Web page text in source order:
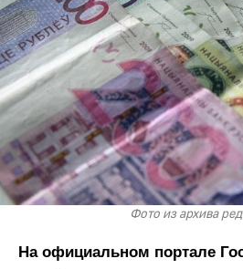
Фото из архива
На официальном портале